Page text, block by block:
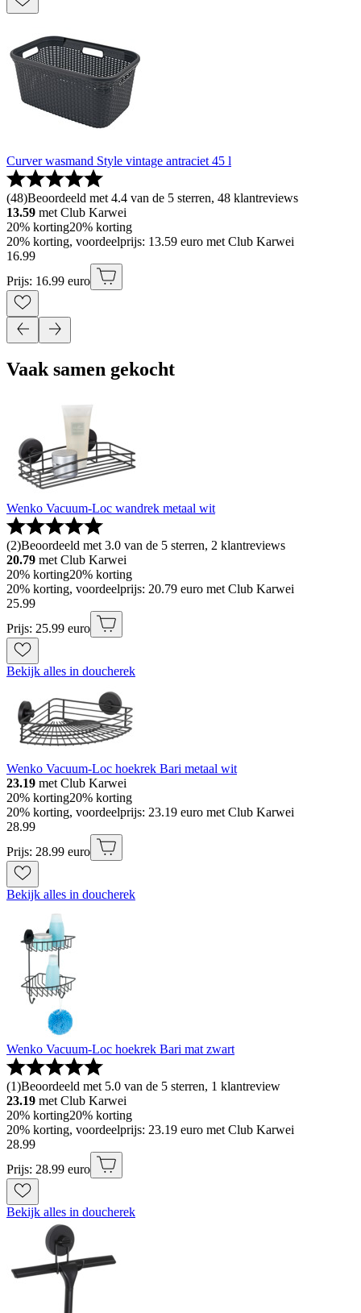
Curver wasmand Style vintage antraciet 45 l
(48)Beoordeeld met 4.4 van de 5 sterren, 48 klantreviews
13.59 met Club Karwei
20% korting20% korting
20% korting, voordeelprijs: 13.59 euro met Club Karwei
16.99
Prijs: 16.99 euro
Vaak samen gekocht
Wenko Vacuum-Loc wandrek metaal wit
(2)Beoordeeld met 3.0 van de 5 sterren, 2 klantreviews
20.79 met Club Karwei
20% korting20% korting
20% korting, voordeelprijs: 20.79 euro met Club Karwei
25.99
Prijs: 25.99 euro
Bekijk alles in doucherek
Wenko Vacuum-Loc hoekrek Bari metaal wit
23.19 met Club Karwei
20% korting20% korting
20% korting, voordeelprijs: 23.19 euro met Club Karwei
28.99
Prijs: 28.99 euro
Bekijk alles in doucherek
Wenko Vacuum-Loc hoekrek Bari mat zwart
(1)Beoordeeld met 5.0 van de 5 sterren, 1 klantreview
23.19 met Club Karwei
20% korting20% korting
20% korting, voordeelprijs: 23.19 euro met Club Karwei
28.99
Prijs: 28.99 euro
Bekijk alles in doucherek